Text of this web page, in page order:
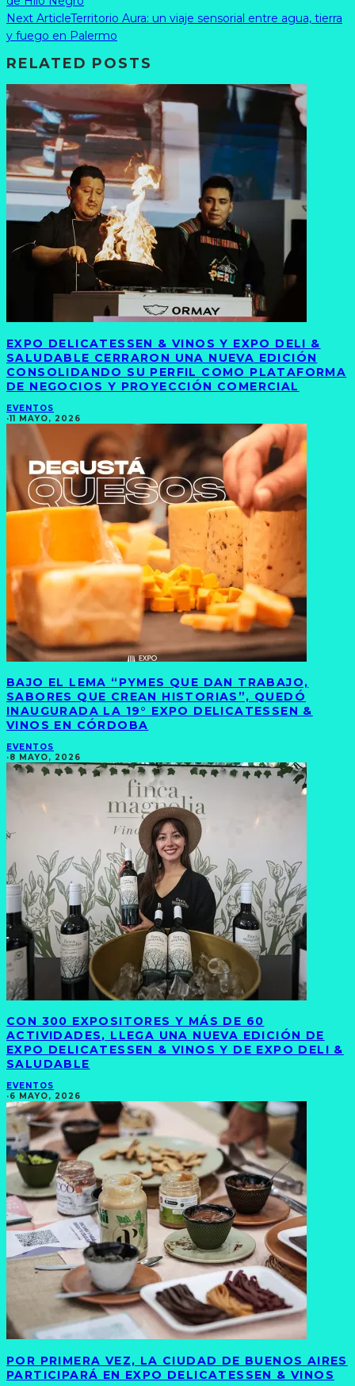
Next ArticleTerritorio Aura: un viaje sensorial entre agua, tierra
y fuego en Palermo
RELATED POSTS
EXPO DELICATESSEN & VINOS Y EXPO DELI &
SALUDABLE CERRARON UNA NUEVA EDICIÓN
CONSOLIDANDO SU PERFIL COMO PLATAFORMA
DE NEGOCIOS Y PROYECCIÓN COMERCIAL
EVENTOS
·11 MAYO, 2026
BAJO EL LEMA “PYMES QUE DAN TRABAJO,
SABORES QUE CREAN HISTORIAS”, QUEDÓ
INAUGURADA LA 19° EXPO DELICATESSEN &
VINOS EN CÓRDOBA
EVENTOS
·8 MAYO, 2026
CON 300 EXPOSITORES Y MÁS DE 60
ACTIVIDADES, LLEGA UNA NUEVA EDICIÓN DE
EXPO DELICATESSEN & VINOS Y DE EXPO DELI &
SALUDABLE
EVENTOS
·6 MAYO, 2026
POR PRIMERA VEZ, LA CIUDAD DE BUENOS AIRES
PARTICIPARÁ EN EXPO DELICATESSEN & VINOS